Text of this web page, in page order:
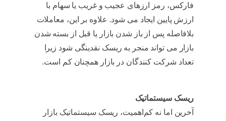
فارکس، رمز ارزهای عجیب و غریب یا سهام با
ارزش پایین ایجاد می شود. علاوه بر این، معاملات
بلافاصله پس از باز شدن بازار یا قبل از بسته شدن
بازار می تواند منجر به ریسک نقدینگی شود زیرا
تعداد شرکت کنندگان در بازار همچنان کم است.
ریسک سیستماتیک
آخرین اما نه کم‌اهمیت، ریسک سیستماتیک بازار